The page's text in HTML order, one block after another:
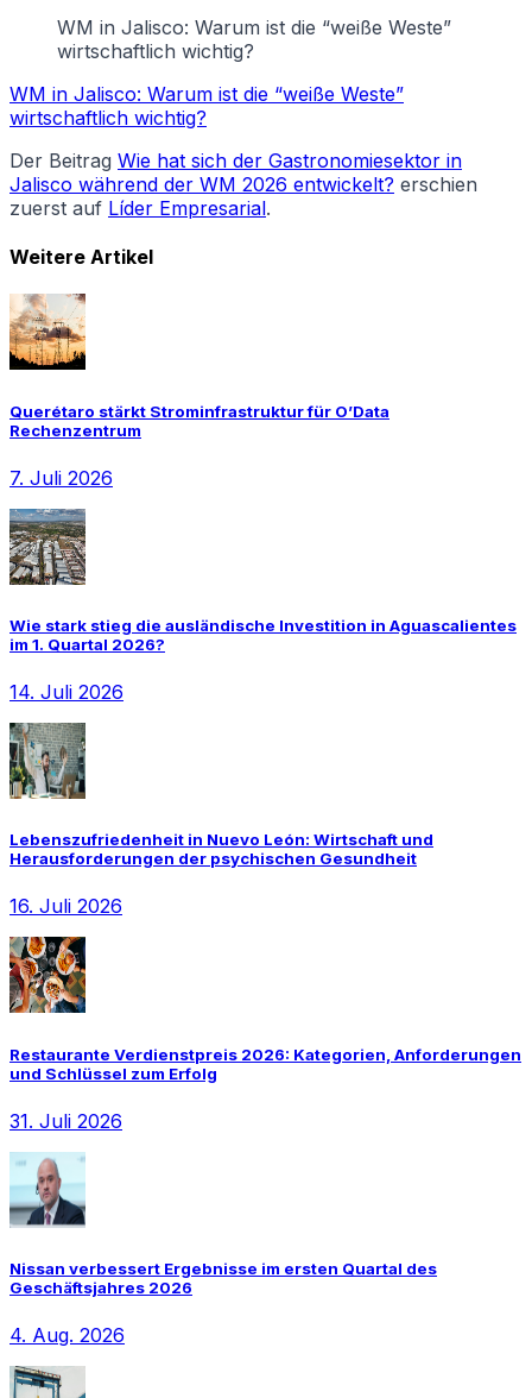
WM in Jalisco: Warum ist die “weiße Weste”
wirtschaftlich wichtig?
WM in Jalisco: Warum ist die “weiße Weste”
wirtschaftlich wichtig?
Der Beitrag Wie hat sich der Gastronomiesektor in
Jalisco während der WM 2026 entwickelt? erschien
zuerst auf Líder Empresarial.
Weitere Artikel
Querétaro stärkt Strominfrastruktur für O’Data
Rechenzentrum
7. Juli 2026
Wie stark stieg die ausländische Investition in Aguascalientes
im 1. Quartal 2026?
14. Juli 2026
Lebenszufriedenheit in Nuevo León: Wirtschaft und
Herausforderungen der psychischen Gesundheit
16. Juli 2026
Restaurante Verdienstpreis 2026: Kategorien, Anforderungen
und Schlüssel zum Erfolg
31. Juli 2026
Nissan verbessert Ergebnisse im ersten Quartal des
Geschäftsjahres 2026
4. Aug. 2026